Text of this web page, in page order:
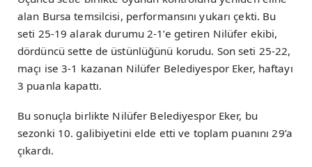
alan Bursa temsilcisi, performansını yukarı çekti. Bu
seti 25-19 alarak durumu 2-1’e getiren Nilüfer ekibi,
dördüncü sette de üstünlüğünü korudu. Son seti 25-22,
maçı ise 3-1 kazanan Nilüfer Belediyespor Eker, haftayı
3 puanla kapattı.
Bu sonuçla birlikte Nilüfer Belediyespor Eker, bu
sezonki 10. galibiyetini elde etti ve toplam puanını 29’a
çıkardı.